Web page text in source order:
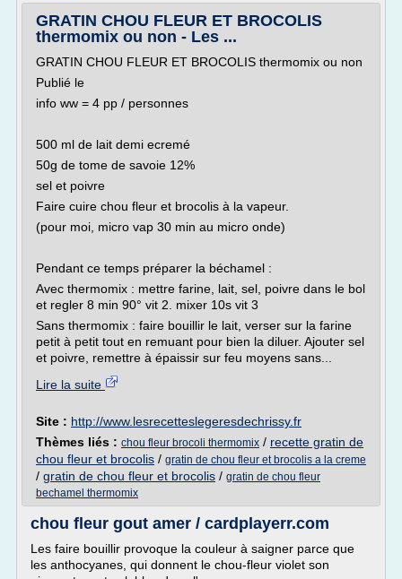
GRATIN CHOU FLEUR ET BROCOLIS
thermomix ou non - Les ...
GRATIN CHOU FLEUR ET BROCOLIS thermomix ou non
Publié le
info ww = 4 pp / personnes
500 ml de lait demi ecremé
50g de tome de savoie 12%
sel et poivre
Faire cuire chou fleur et brocolis à la vapeur.
(pour moi, micro vap 30 min au micro onde)
Pendant ce temps préparer la béchamel :
Avec thermomix : mettre farine, lait, sel, poivre dans le bol
et regler 8 min 90° vit 2. mixer 10s vit 3
Sans thermomix : faire bouillir le lait, verser sur la farine
petit à petit tout en remuant pour bien la diluer. Ajouter sel
et poivre, remettre à épaissir sur feu moyens sans...
Lire la suite
Site : http://www.lesrecetteslegeresdechrissy.fr
Thèmes liés : chou fleur brocoli thermomix / recette gratin de
chou fleur et brocolis / gratin de chou fleur et brocolis a la creme
/ gratin de chou fleur et brocolis / gratin de chou fleur
bechamel thermomix
chou fleur gout amer / cardplayerr.com
Les faire bouillir provoque la couleur à saigner parce que
les anthocyanes, qui donnent le chou-fleur violet son